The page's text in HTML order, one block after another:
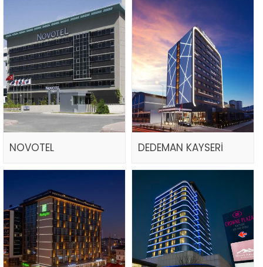
NOVOTEL DEDEMAN KAYSERİ